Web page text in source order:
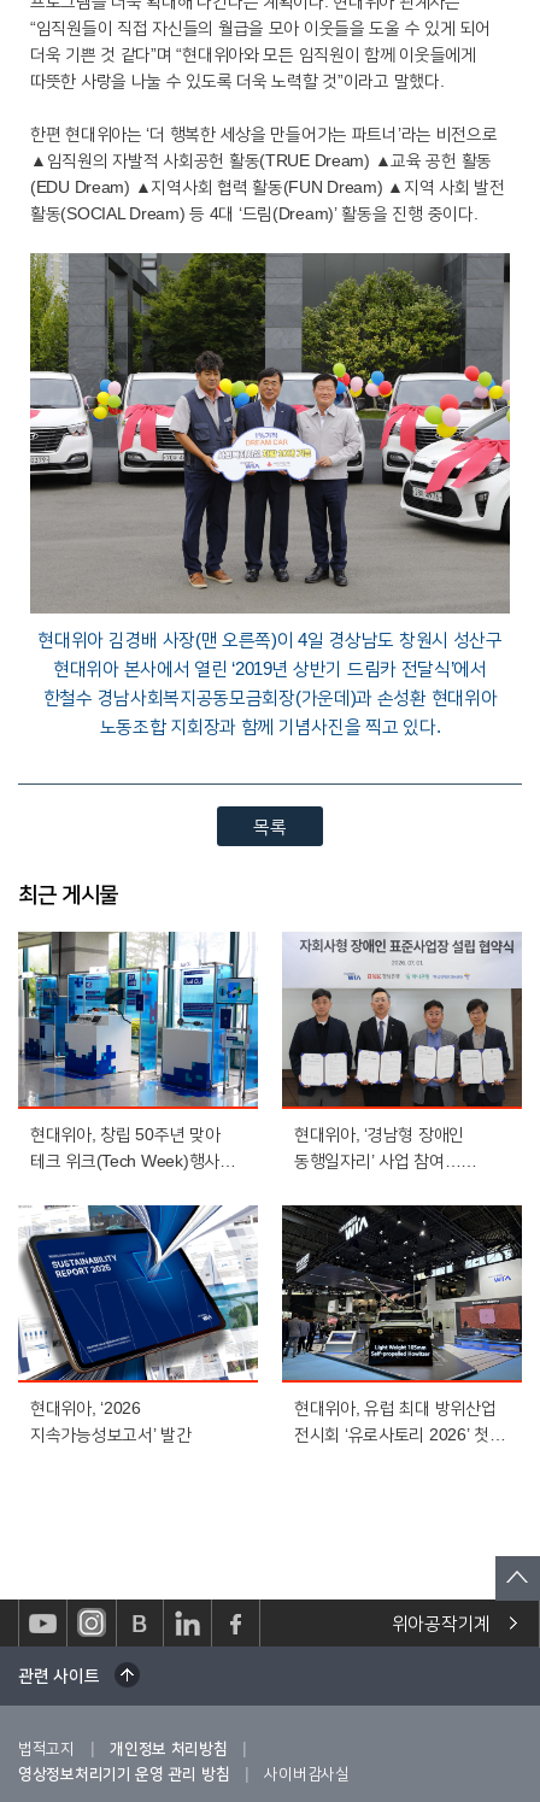
“임직원들이 직접 자신들의 월급을 모아 이웃들을 도울 수 있게 되어
더욱 기쁜 것 같다”며 “현대위아와 모든 임직원이 함께 이웃들에게
따뜻한 사랑을 나눌 수 있도록 더욱 노력할 것”이라고 말했다.
한편 현대위아는 ‘더 행복한 세상을 만들어가는 파트너’라는 비전으로
▲임직원의 자발적 사회공헌 활동(TRUE Dream) ▲교육 공헌 활동
(EDU Dream) ▲지역사회 협력 활동(FUN Dream) ▲지역 사회 발전
활동(SOCIAL Dream) 등 4대 ‘드림(Dream)’ 활동을 진행 중이다.
현대위아 김경배 사장(맨 오른쪽)이 4일 경상남도 창원시 성산구
현대위아 본사에서 열린 ‘2019년 상반기 드림카 전달식’에서
한철수 경남사회복지공동모금회장(가운데)과 손성환 현대위아
노동조합 지회장과 함께 기념사진을 찍고 있다.
목록
최근 게시물
현대위아, 창립 50주년 맞아
테크 위크(Tech Week)행사
현대위아, ‘경남형 장애인
동행일자리’ 사업 참여…
현대위아, ‘2026
지속가능성보고서’ 발간
현대위아, 유럽 최대 방위산업
전시회 ‘유로사토리 2026’ 첫
위아공작기계
관련 사이트
법적고지 | 개인정보 처리방침 |
영상정보처리기기 운영 관리 방침 |
사이버감사실